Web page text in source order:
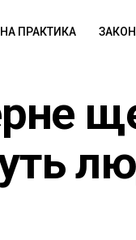
ПРАКТИКА